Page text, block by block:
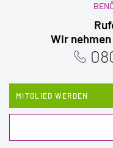
Wir
MITGLIED WERDEN